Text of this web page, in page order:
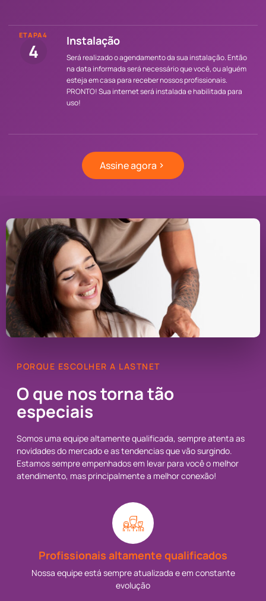
ETAPA4
4 Instalação
Será realizado o agendamento da sua instalação. Então
na data informada será necessário que você, ou alguém
esteja em casa para receber nossos profissionais.
PRONTO! Sua internet será instalada e habilitada para
uso!
Assine agora
PORQUE ESCOLHER A LASTNET
O que nos torna tão
especiais
Somos uma equipe altamente qualificada, sempre atenta as
novidades do mercado e as tendencias que vão surgindo.
Estamos sempre empenhados em levar para você o melhor
atendimento, mas principalmente a melhor conexão!
Profissionais altamente qualificados
Nossa equipe está sempre atualizada e em constante
evolução